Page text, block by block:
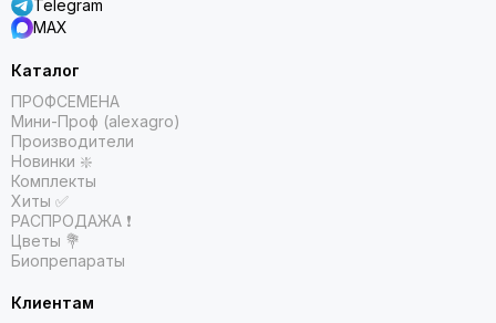
Telegram
MAX
Каталог
ПРОФСЕМЕНА
Мини-Проф (alexagro)
Производители
Новинки ❇️
Комплекты
Хиты ✅
РАСПРОДАЖА ❗️
Цветы 💐
Биопрепараты
Клиентам